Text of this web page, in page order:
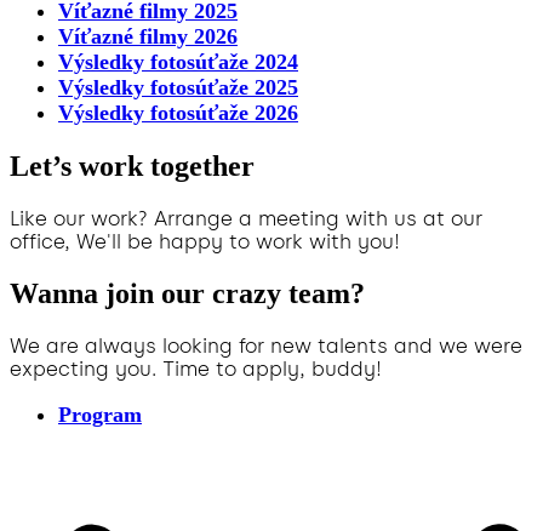
Víťazné filmy 2025
Víťazné filmy 2026
Výsledky fotosúťaže 2024
Výsledky fotosúťaže 2025
Výsledky fotosúťaže 2026
Let’s work together
Like our work? Arrange a meeting with us at our
office, We'll be happy to work with you!
Wanna join our crazy team?
We are always looking for new talents and we were
expecting you. Time to apply, buddy!
Program